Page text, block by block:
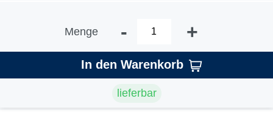
Menge - +
In den Warenkorb
lieferbar